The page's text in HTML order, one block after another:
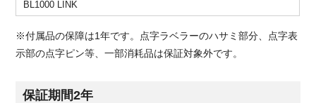
BL1000 LINK
※付属品の保障は1年です。点字ラベラーのハサミ部分、点字表
示部の点字ピン等、一部消耗品は保証対象外です。
保証期間2年